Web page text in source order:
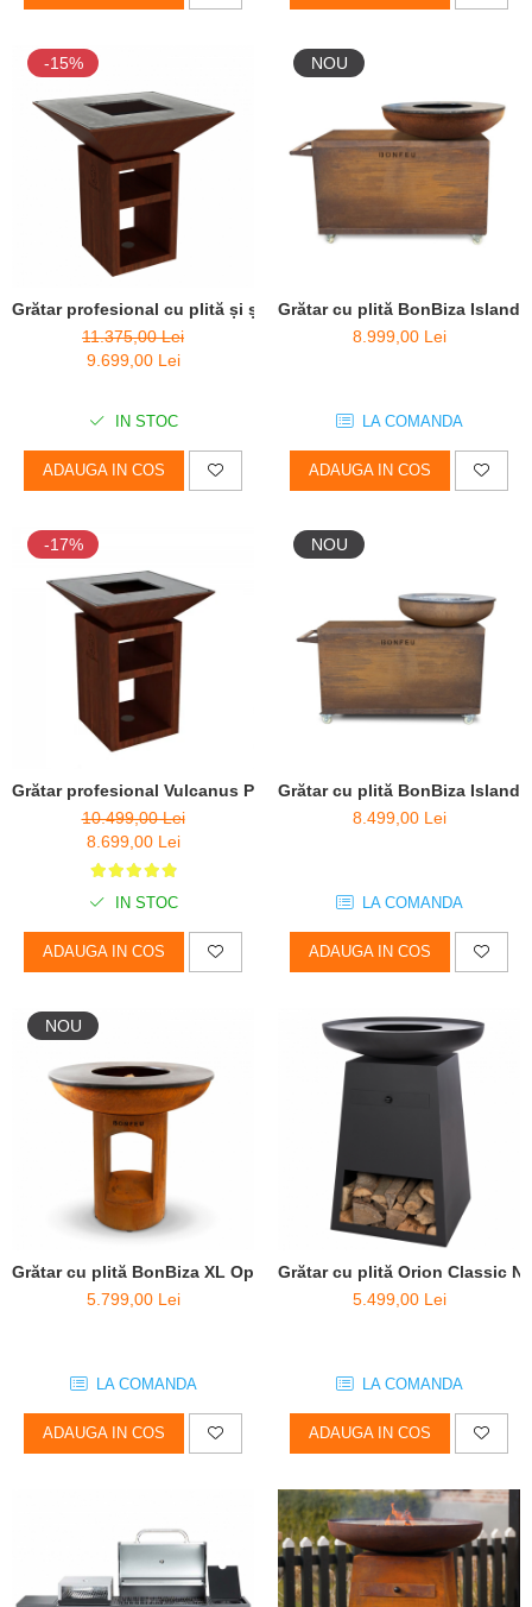
-15%
Grătar profesional cu plită și șamotă Vulcanus Pro 910 Chef
11.375,00 Lei
9.699,00 Lei
IN STOC
ADAUGA IN COS
NOU
Grătar cu plită BonBiza Island
8.999,00 Lei
LA COMANDA
ADAUGA IN COS
-17%
Grătar profesional Vulcanus Pro 730 Chef
10.499,00 Lei
8.699,00 Lei
IN STOC
ADAUGA IN COS
NOU
Grătar cu plită BonBiza Island
8.499,00 Lei
LA COMANDA
ADAUGA IN COS
NOU
Grătar cu plită BonBiza XL Open - D 100cm x H 102cm
5.799,00 Lei
LA COMANDA
ADAUGA IN COS
Grătar cu plită Orion Classic
5.499,00 Lei
LA COMANDA
ADAUGA IN COS